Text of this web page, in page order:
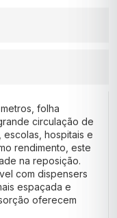
folha
circulação de
hospitais e
rendimento, este
na reposição.
com dispensers
espaçada e
oferecem